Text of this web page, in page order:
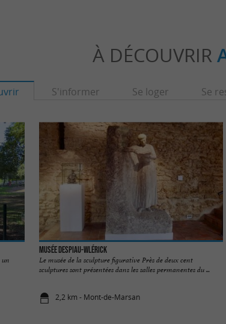
À DÉCOUVRIR
S'informer Se loger Se
un
Musée Despiau-Wlérick
Le musée de la sculpture figurative Près de deux cent
sculptures sont présentées dans les salles permanentes du ...
2,2 km - Mont-de-Marsan